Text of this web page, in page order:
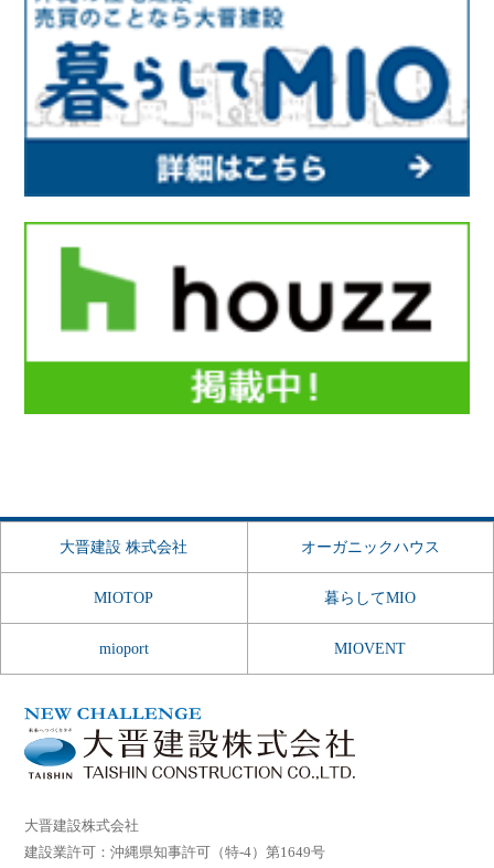
大晋建設 株式会社 オーガニックハウス
MIOTOP 暮らしてMIO
mioport MIOVENT
大晋建設株式会社
建設業許可：沖縄県知事許可（特-4）第1649号